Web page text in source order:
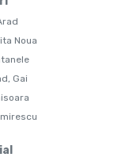
Noua
Gai